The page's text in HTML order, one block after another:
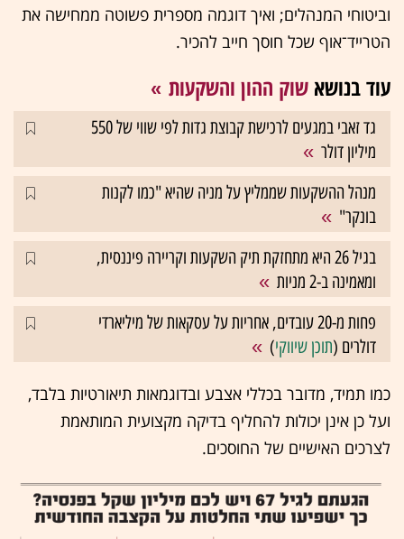
וביטוחי המנהלים; ואיך דוגמה מספרית פשוטה ממחישה את
הטרייד־אוף שכל חוסך חייב להכיר.
עוד בנושא שוק ההון והשקעות
גד זאבי במגעים לרכישת קבוצת גדות לפי שווי של 550
מיליון דולר
מנהל ההשקעות שממליץ על מניה שהיא "כמו לקנות
בונקר"
בגיל 26 היא מתחזקת תיק השקעות וקריירה פיננסית,
ומאמינה ב-2 מניות
פחות מ-20 עובדים, אחריות על עסקאות של מיליארדי
דולרים (תוכן שיווקי)
כמו תמיד, מדובר בכללי אצבע ובדוגמאות תיאורטיות בלבד,
ועל כן אינן יכולות להחליף בדיקה מקצועית המותאמת
לצרכים האישיים של החוסכים.